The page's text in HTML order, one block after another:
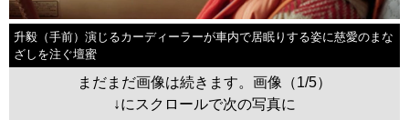
升毅（手前）演じるカーディーラーが車内で居眠りする姿に慈愛のまな
ざしを注ぐ壇蜜
まだまだ画像は続きます。画像（1/5）
↓にスクロールで次の写真に